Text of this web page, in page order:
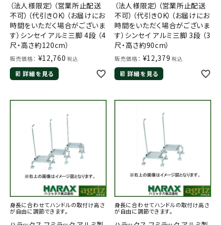
（法人様限定）（営業所止配送
不可）（代引きOK）（お届けにお
時間をいただく場合がございま
す）シンセイ アルミ三脚 4段 （4
尺・高さ約120cm）
販売価格： ¥12,760 税込
詳細を見る
（法人様限定）（営業所止配送
不可）（代引きOK）（お届けにお
時間をいただく場合がございま
す）シンセイ アルミ三脚 3段 （3
尺・高さ約90cm）
販売価格： ¥12,379 税込
詳細を見る
身長に合わせてハンドルの取付け高さ
が自由に調節できます。
身長に合わせてハンドルの取付け高さ
が自由に調節できます。